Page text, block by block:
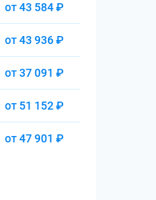
от 43 584 ₽
от 43 936 ₽
от 37 091 ₽
от 51 152 ₽
от 47 901 ₽